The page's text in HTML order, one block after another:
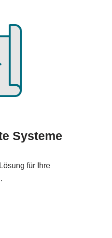
Systeme
für Ihre